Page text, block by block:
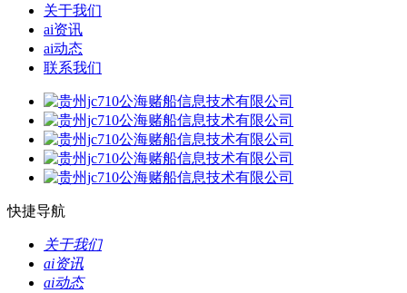
关于我们
ai资讯
ai动态
联系我们
快捷导航
关于我们
ai资讯
ai动态